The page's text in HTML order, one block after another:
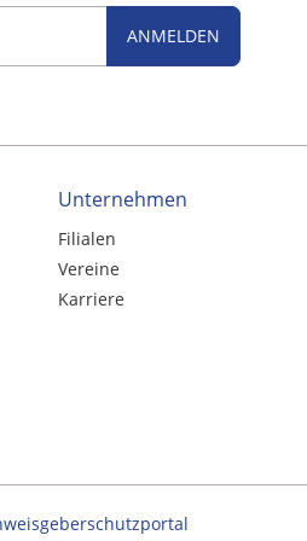
ANMELDEN
Unternehmen
Filialen
Vereine
Karriere